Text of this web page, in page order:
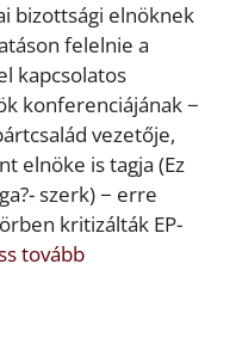
bizottsági elnöknek
felelnie a
kapcsolatos
konferenciájának −
vezetője,
elnöke is tagja (Ez
szerk) − erre
kritizálták EP-
tovább